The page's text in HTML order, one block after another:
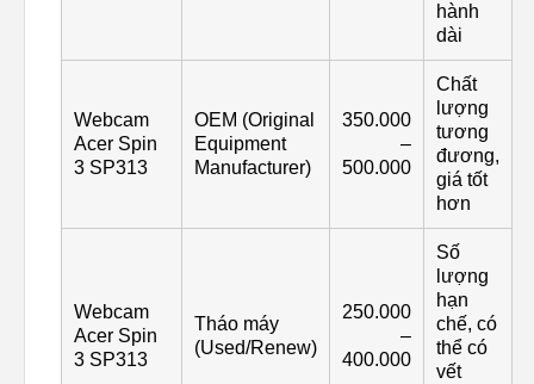
hành
dài
Webcam
Acer Spin
3 SP313
OEM (Original
Equipment
Manufacturer)
350.000
–
500.000
Chất
lượng
tương
đương,
giá tốt
hơn
Webcam
Acer Spin
3 SP313
Tháo máy
(Used/Renew)
250.000
–
400.000
Số
lượng
hạn
chế, có
thể có
vết